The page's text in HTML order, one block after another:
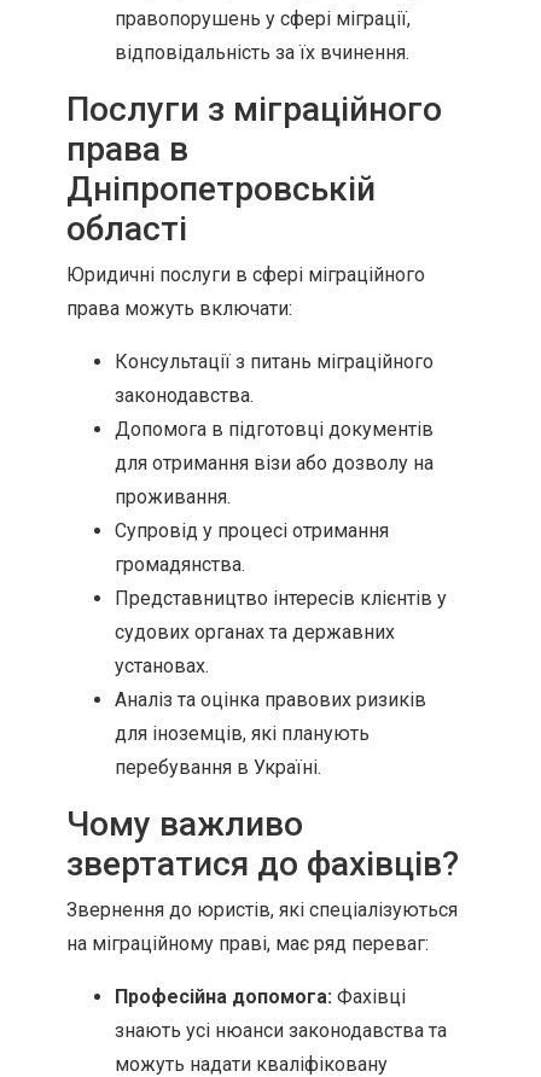
правопорушень у сфері міграції,
відповідальність за їх вчинення.
Послуги з міграційного
права в
Дніпропетровській
області
Юридичні послуги в сфері міграційного
права можуть включати:
Консультації з питань міграційного
законодавства.
Допомога в підготовці документів
для отримання візи або дозволу на
проживання.
Супровід у процесі отримання
громадянства.
Представництво інтересів клієнтів у
судових органах та державних
установах.
Аналіз та оцінка правових ризиків
для іноземців, які планують
перебування в Україні.
Чому важливо
звертатися до фахівців?
Звернення до юристів, які спеціалізуються
на міграційному праві, має ряд переваг:
Професійна допомога: Фахівці
знають усі нюанси законодавства та
можуть надати кваліфіковану